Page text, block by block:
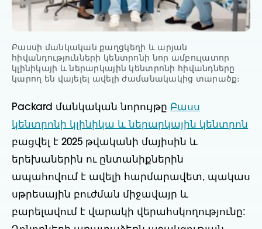
Բասսի մանկական քաղցկեղի և արյան
հիվանդությունների կենտրոնի նոր ամբուլատոր
կլինիկայի և ներարկային կենտրոնի հիվանդները
կարող են վայելել ավելի ժամանակակից տարածք։
Packard մանկական նորույթը Բասս
կենտրոնի կլինիկա և ներարկային կենտրոն
բացվել է 2025 թվականի մայիսին և
երեխաներին ու ընտանիքներին
ապահովում է ավելի հարմարավետ, պակաս
սթրեսային բուժման միջավայր և
բարելավում է վարակի վերահսկողությունը: